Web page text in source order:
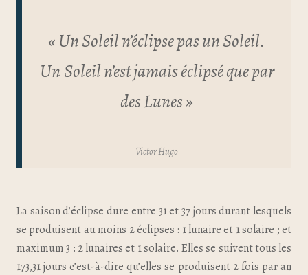
« Un Soleil n’éclipse pas un Soleil.
Un Soleil n’est jamais éclipsé que par
des Lunes »
Victor Hugo
La saison d’éclipse dure entre 31 et 37 jours durant lesquels
se produisent au moins 2 éclipses : 1 lunaire et 1 solaire ; et
maximum 3 : 2 lunaires et 1 solaire. Elles se suivent tous les
173,31 jours c’est-à-dire qu’elles se produisent 2 fois par an